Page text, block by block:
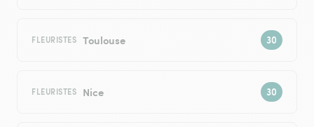
FLEURISTES Toulouse
FLEURISTES Nice